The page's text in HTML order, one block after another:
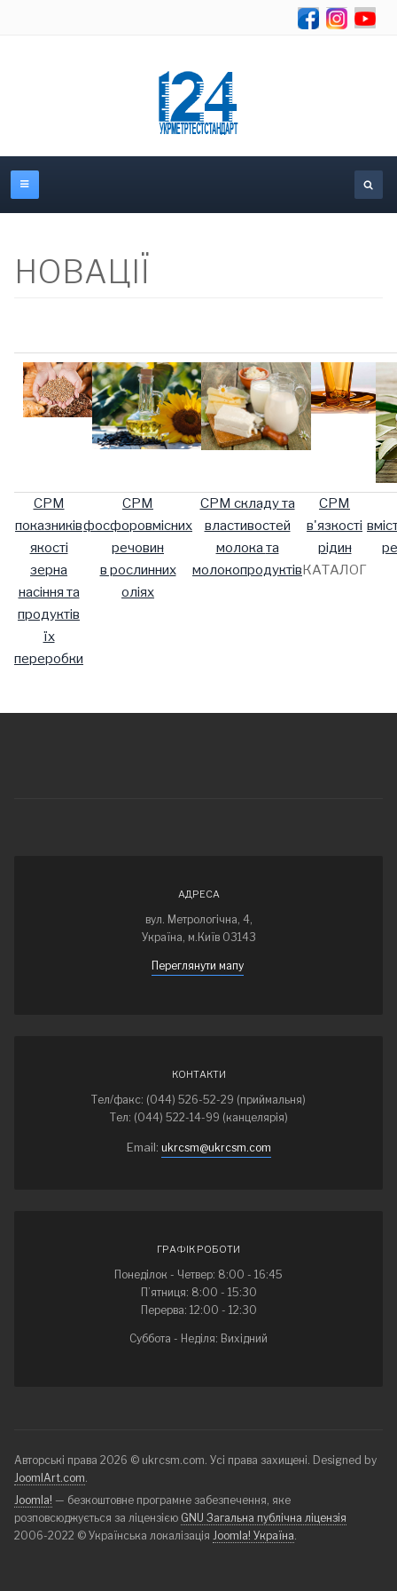
НОВАЦІЇ
СРМ
показників
якості
зерна
насіння та
продуктів
їх
переробки
СРМ
фосфоровмісних
речовин
в рослинних
оліях
СРМ складу та
властивостей
молока та
молокопродуктів
СРМ
в'язкості
рідин
КАТАЛОГ
АДРЕСА
вул. Метрологічна, 4,
Україна, м.Київ 03143
Переглянути мапу
КОНТАКТИ
Тел/факс: (044) 526-52-29 (приймальня)
Тел: (044) 522-14-99 (канцелярія)
Email: ukrcsm@ukrcsm.com
ГРАФІК РОБОТИ
Понеділок - Четвер: 8:00 - 16:45
П’ятниця: 8:00 - 15:30
Перерва: 12:00 - 12:30
Суббота - Неділя: Вихідний
Авторські права 2026 © ukrcsm.com. Усі права захищені. Designed by
JoomlArt.com.
Joomla! — безкоштовне програмне забезпечення, яке
розповсюджується за ліцензією GNU Загальна публічна ліцензія
2006-2022 © Українська локалізація Joomla! Україна.